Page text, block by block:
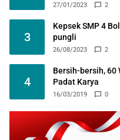
27/01/2023 2
3
Kepsek SMP 4
pungli
26/08/2023 2
4
Bersih-bersih, 60
Padat Karya
16/03/2019 0